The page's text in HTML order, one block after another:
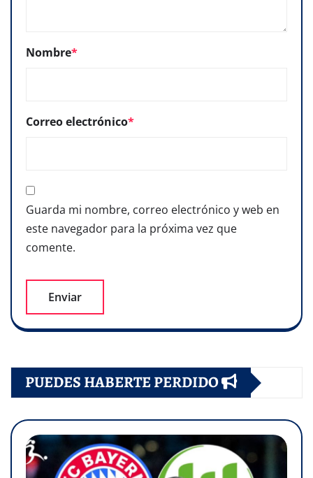
Nombre*
Correo electrónico*
Guarda mi nombre, correo electrónico y web en
este navegador para la próxima vez que
comente.
PUEDES HABERTE PERDIDO